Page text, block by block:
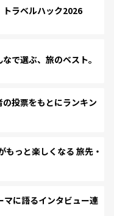
ラベルハック2026
で選ぶ、旅のベスト。
投票をもとにランキン
っと楽しくなる 旅先・
に語るインタビュー連